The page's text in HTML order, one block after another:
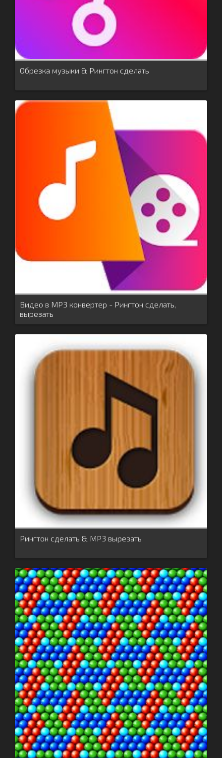
Обрезка музыки & Рингтон сделать
Видео в MP3 конвертер - Рингтон сделать,
вырезать
Рингтон сделать & MP3 вырезать